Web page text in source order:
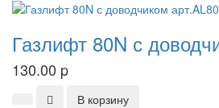
Газлифт 80N с
130.00 p
В корзину